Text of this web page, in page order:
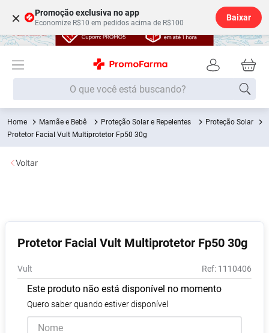
× Promoção exclusiva no app
Economize R$10 em pedidos acima de R$100
Baixar
O que você está buscando?
Mamãe e Bebê Proteção Solar e Repelentes
Proteção Solar
Protetor Facial Vult Multiprotetor Fp50 30g
Protetor Facial Vult Multiprotetor Fp50 30g
Vult : 1110406
Este produto não está disponível no momento
Quero saber quando estiver disponível
Voltar
Termos mais buscados
1º Fralda
2
6º Desodorante
8 Pampers Confort Sec
9º Vitamina D
10 º